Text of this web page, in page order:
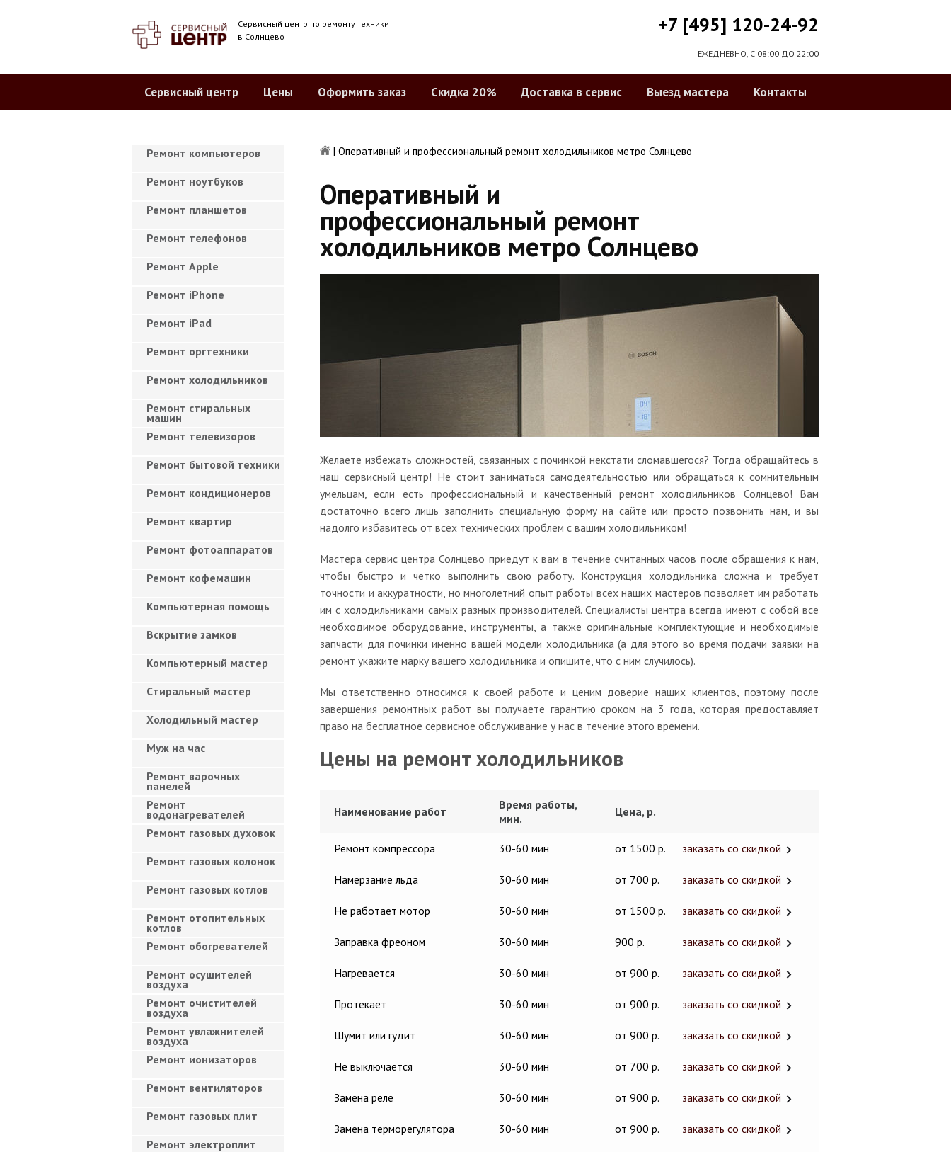
Сервисный центр по ремонту техники
в Солнцево
+7 [495] 120-24-92
ЕЖЕДНЕВНО, С 08:00 ДО 22:00
Сервисный центр Цены Оформить заказ Скидка 20% Доставка в сервис Выезд мастера Контакты
| Оперативный и профессиональный ремонт холодильников метро Солнцево
Оперативный и
профессиональный ремонт
холодильников метро Солнцево
Желаете избежать сложностей, связанных с починкой некстати сломавшегося? Тогда обращайтесь в
наш сервисный центр! Не стоит заниматься самодеятельностью или обращаться к сомнительным
умельцам, если есть профессиональный и качественный ремонт холодильников Солнцево! Вам
достаточно всего лишь заполнить специальную форму на сайте или просто позвонить нам, и вы
надолго избавитесь от всех технических проблем с вашим холодильником!
Мастера сервис центра Солнцево приедут к вам в течение считанных часов после обращения к нам,
чтобы быстро и четко выполнить свою работу. Конструкция холодильника сложна и требует
точности и аккуратности, но многолетний опыт работы всех наших мастеров позволяет им работать
им с холодильниками самых разных производителей. Специалисты центра всегда имеют с собой все
необходимое оборудование, инструменты, а также оригинальные комплектующие и необходимые
запчасти для починки именно вашей модели холодильника (а для этого во время подачи заявки на
ремонт укажите марку вашего холодильника и опишите, что с ним случилось).
Мы ответственно относимся к своей работе и ценим доверие наших клиентов, поэтому после
завершения ремонтных работ вы получаете гарантию сроком на 3 года, которая предоставляет
право на бесплатное сервисное обслуживание у нас в течение этого времени.
Цены на ремонт холодильников
Наименование работ
Время работы,
мин.
Цена, р.
Ремонт компрессора 30-60 мин от 1500 р. заказать со скидкой
Намерзание льда 30-60 мин от 700 р. заказать со скидкой
Не работает мотор 30-60 мин от 1500 р. заказать со скидкой
Заправка фреоном 30-60 мин 900 р. заказать со скидкой
Нагревается 30-60 мин от 900 р. заказать со скидкой
Протекает 30-60 мин от 900 р. заказать со скидкой
Шумит или гудит 30-60 мин от 900 р. заказать со скидкой
Не выключается 30-60 мин от 700 р. заказать со скидкой
Замена реле 30-60 мин от 900 р. заказать со скидкой
Замена терморегулятора 30-60 мин от 900 р. заказать со скидкой
Ремонт компьютеров
Ремонт ноутбуков
Ремонт планшетов
Ремонт телефонов
Ремонт Apple
Ремонт iPhone
Ремонт iPad
Ремонт оргтехники
Ремонт холодильников
Ремонт стиральных
машин
Ремонт телевизоров
Ремонт бытовой техники
Ремонт кондиционеров
Ремонт квартир
Ремонт фотоаппаратов
Ремонт кофемашин
Компьютерная помощь
Вскрытие замков
Компьютерный мастер
Cтиральный мастер
Холодильный мастер
Муж на час
Ремонт варочных
панелей
Ремонт
водонагревателей
Ремонт газовых духовок
Ремонт газовых колонок
Ремонт газовых котлов
Ремонт отопительных
котлов
Ремонт обогревателей
Ремонт осушителей
воздуха
Ремонт очистителей
воздуха
Ремонт увлажнителей
воздуха
Ремонт ионизаторов
Ремонт вентиляторов
Ремонт газовых плит
Ремонт электроплит